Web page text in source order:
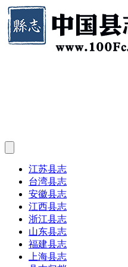
江苏县志
台湾县志
安徽县志
江西县志
浙江县志
山东县志
福建县志
上海县志